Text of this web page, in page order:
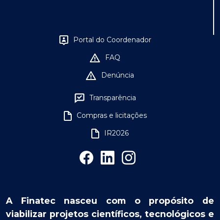
Portal do Coordenador
FAQ
Denúncia
Transparência
Compras e licitações
IR2026
A Finatec nasceu com o propósito de
viabilizar projetos científicos, tecnológicos e